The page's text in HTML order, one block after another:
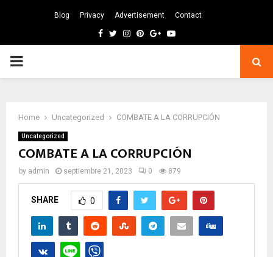
Blog Privacy Advertisement Contact
Facebook
TwitterInstagram
Pinterest
GoogleYoutube
PRIMARY
Home Uncategorized COMBATE A LA CORRUPCIÓN
Uncategorized
COMBATE A LA CORRUPCIÓN
by admin septiembre 21, 2023 0 879
SHARE 0